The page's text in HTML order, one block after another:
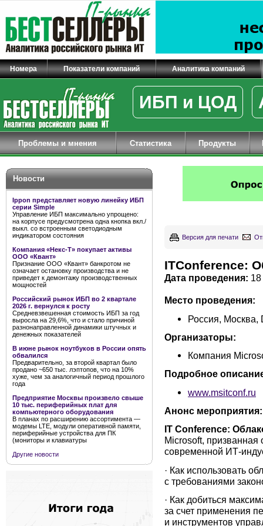
Номера Показатели компаний Аналитика компаний
ИБП и ЦОД
Проблемы и мнения Статистика Продукты
Новости
Ippon представляет новую линейку ИБП
серии Simple
Управление ИБП максимально упрощено:
на корпусе предусмотрена одна кнопка вкл./
выкл. со встроенным светодиодным
индикатором состояния
Компания «Некс-Т» покупает активы
ООО «Квант»
Признание ООО «Квант» банкротом не
означает остановку производства и не
приведет к демонтажу производственных
мощностей
Российский рынок ИБП во 2 квартале
2026 г. вернулся к росту
Средневзвешенная стоимость ИБП за год
выросла на 29,6%, что и стало причиной
разнонаправленной динамики штучных и
денежных показателей
В июне рынок ноутбуков в России опять
обвалился
Предварительно, за второй квартал было
продано ~650 тыс. лэптопов, что на 10%
хуже, чем за аналогичный период прошлого
года
Предприятие Москвы произвело свыше
10 тыс. периферийных плат для
компьютерного оборудования
В планах по расширению ассортимента —
модемы LTE, модули оперативной памяти,
периферийные устройства для ПК
(мониторы и клавиатуры
Другие новости
Версия для печати
ITConference:
Дата проведения:
Место проведения:
Россия, Москва,
Организаторы:
Компания
Подробное
www.msitconf.ru
Анонс мероприятия:
IT Conference:
Microsoft,
современной ИТ-
· Как использовать
с требованиями
· Как добиться
за счет применения
и инструментов